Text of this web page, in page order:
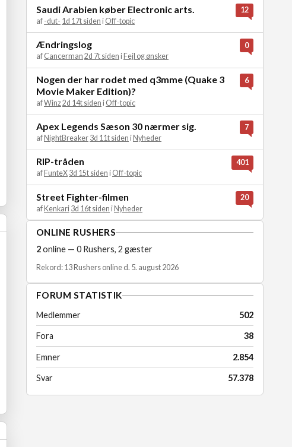
Saudi Arabien køber Electronic arts.
af -dut- 1d 17t siden i Off-topic
12
Ændringslog
af Cancerman 2d 7t siden i Fejl og ønsker
0
Nogen der har rodet med q3mme (Quake 3
Movie Maker Edition)?
afWinz2d 14t siden i Off-topic
6
Apex Legends Sæson 30 nærmer sig.
af NightBreaker 3d 11t siden i Nyheder
7
RIP-tråden
af FunteX 3d 15t siden i Off-topic
401
Street Fighter-filmen
afKenkari 3d 16t siden iNyheder
20
ONLINE RUSHERS
2online — 0 Rushers, 2 gæster
Rekord: 13 Rushers online d. 5. august 2026
FORUM STATISTIK
Medlemmer 502
Fora 38
Emner 2.854
Svar 57.378